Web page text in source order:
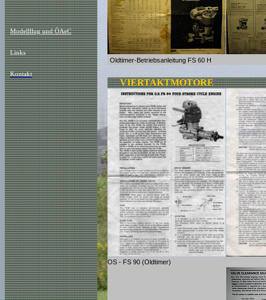
Modellllug und ÖAeC
Links
Kontakt
Oldtimer-Betriebsanleitung FS 60 H
VIERTAKTMOTORE
OS - FS 90 (Oldtimer)